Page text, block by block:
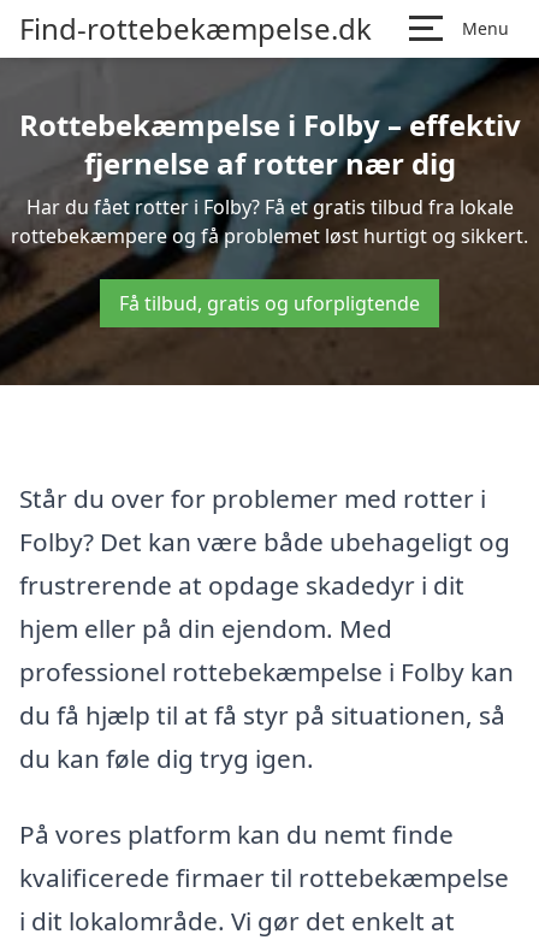
Find-rottebekæmpelse.dk Menu
Rottebekæmpelse i Folby – effektiv
fjernelse af rotter nær dig
Har du fået rotter i Folby? Få et gratis tilbud fra lokale
rottebekæmpere og få problemet løst hurtigt og sikkert.
Få tilbud, gratis og uforpligtende
Står du over for problemer med rotter i
Folby? Det kan være både ubehageligt og
frustrerende at opdage skadedyr i dit
hjem eller på din ejendom. Med
professionel rottebekæmpelse i Folby kan
du få hjælp til at få styr på situationen, så
du kan føle dig tryg igen.
På vores platform kan du nemt finde
kvalificerede firmaer til rottebekæmpelse
i dit lokalområde. Vi gør det enkelt at